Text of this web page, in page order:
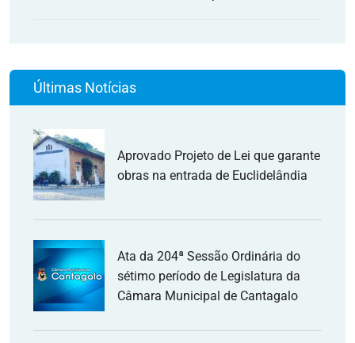
Últimas Notícias
Aprovado Projeto de Lei que garante
obras na entrada de Euclidelândia
Ata da 204ª Sessão Ordinária do
sétimo período de Legislatura da
Câmara Municipal de Cantagalo